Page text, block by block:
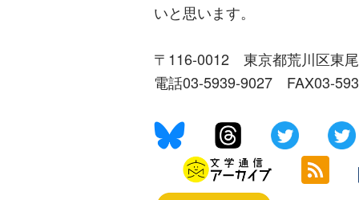
いと思います。
〒116-0012 東京都荒川区東
電話03-5939-9027 FAX03-